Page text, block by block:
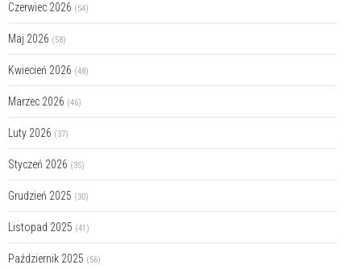
Czerwiec 2026 (54)
Maj 2026 (58)
Kwiecień 2026 (48)
Marzec 2026 (46)
Luty 2026 (37)
Styczeń 2026 (35)
Grudzień 2025 (30)
Listopad 2025 (41)
Październik 2025 (56)